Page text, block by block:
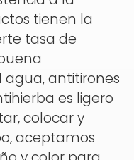
tienen la
tasa de
antitirones
es ligero
colocar y
aceptamos